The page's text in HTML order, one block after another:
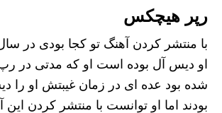
رپر هیچکس
او دیس آل بوده است او که مدتی در
شده بود عده ای در زمان غیبتش او را
بودند اما او توانست با منتشر کردن